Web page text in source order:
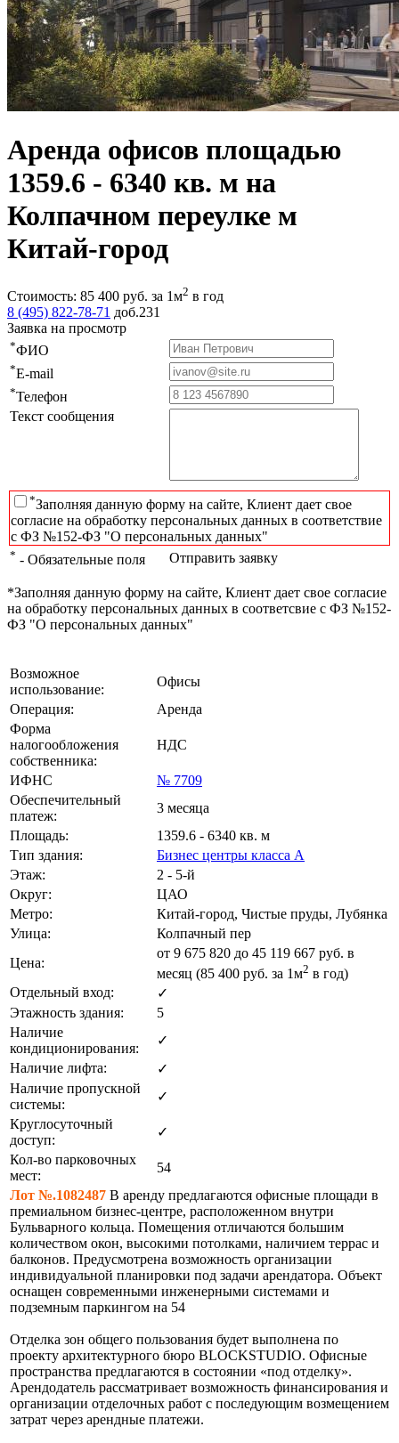
Аренда офисов площадью
1359.6 - 6340 кв. м на
Колпачном переулке м
Китай-город
Стоимость: 85 400 руб. за 1м2 в год
8 (495) 822-78-71 доб.231
Заявка на просмотр
*ФИО
*E-mail
*Телефон
Текст сообщения
*Заполняя данную форму на сайте, Клиент дает свое
согласие на обработку персональных данных в соответствие
с ФЗ №152-ФЗ "О персональных данных"
* - Обязательные поля Отправить заявку
*Заполняя данную форму на сайте, Клиент дает свое согласие
на обработку персональных данных в соответсвие с ФЗ №152-
ФЗ "О персональных данных"
Возможное
использование:
Офисы
Операция:
Аренда
Форма
налогообложения
собственника:
НДС
ИФНС
№ 7709
Обеспечительный
платеж:
3 месяца
Площадь:
1359.6 - 6340 кв. м
Тип здания:
Бизнес центры класса А
Этаж:
2 - 5-й
Округ:
ЦАО
Метро:
Китай-город, Чистые пруды, Лубянка
Улица:
Колпачный пер
Цена:
от 9 675 820 до 45 119 667 руб. в
месяц (85 400 руб. за 1м2 в год)
Отдельный вход:
✓
Этажность здания:
5
Наличие
кондиционирования:
✓
Наличие лифта:
✓
Наличие пропускной
системы:
✓
Круглосуточный
доступ:
✓
Кол-во парковочных
мест:
54
Лот №.1082487 В аренду предлагаются офисные площади в
премиальном бизнес-центре, расположенном внутри
Бульварного кольца. Помещения отличаются большим
количеством окон, высокими потолками, наличием террас и
балконов. Предусмотрена возможность организации
индивидуальной планировки под задачи арендатора. Объект
оснащен современными инженерными системами и
подземным паркингом на 54
Отделка зон общего пользования будет выполнена по
проекту архитектурного бюро BLOCKSTUDIO. Офисные
пространства предлагаются в состоянии «под отделку».
Арендодатель рассматривает возможность финансирования и
организации отделочных работ с последующим возмещением
затрат через арендные платежи.